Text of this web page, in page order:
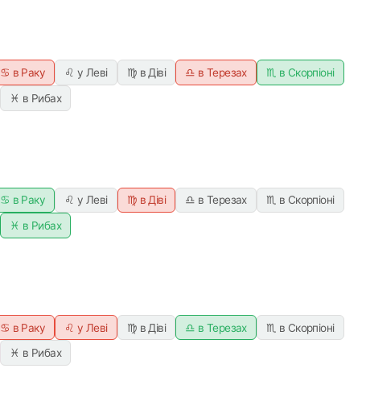
♋ в Раку ♌ у Леві ♍ в Діві ♎ в Терезах
♏ в Скорпіоні
♓ в Рибах
♋ в Раку ♌ у Леві ♍ в Діві ♎ в Терезах
♏ в Скорпіоні
♓ в Рибах
♋ в Раку ♌ у Леві ♍ в Діві ♎ в Терезах
♏ в Скорпіоні
♓ в Рибах